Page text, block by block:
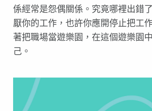
係經常是怨偶關係。究竟哪裡出錯
厭你的工作，也許你應開停止把工
著把職場當遊樂園，在這個遊樂園
己。